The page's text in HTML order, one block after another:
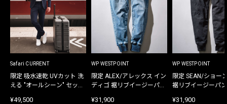
Safari CURRENT
限定 吸水速乾 UVカット 洗
える "オールシーン" セット
¥49,500
WP WESTPOINT
限定 ALEX/アレックス イン
ディゴ 裾リブイージーパン
¥31,900
WP WESTPOINT
限定 SEAN/ショー
裾リブイージーパ
¥31,900